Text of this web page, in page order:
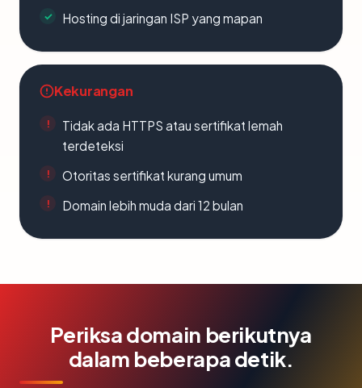
Hosting di jaringan ISP yang mapan
Kekurangan
Tidak ada HTTPS atau sertifikat lemah
terdeteksi
Otoritas sertifikat kurang umum
Domain lebih muda dari 12 bulan
Periksa domain berikutnya
dalam beberapa detik.